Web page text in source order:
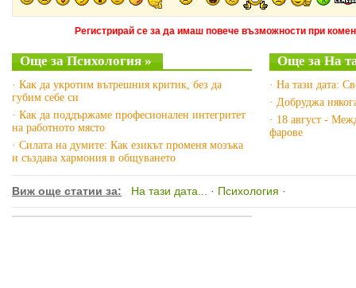
Регистрирай се за да имаш повече възможности при
Още за Психология »
· Как да укротим вътрешния критик, без да
губим себе си
· Как да поддържаме професионален интегритет
на работното място
· Силата на думите: Как езикът променя мозъка
и създава хармония в общуването
Още за На
· На тази дата:
· Добруджа
· 18 август -
фарове
Виж още статии за: На тази дата... · Психология ·